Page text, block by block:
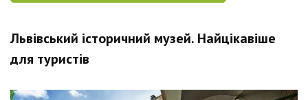
Львівський історичний музей. Найцікавіше
для туристів